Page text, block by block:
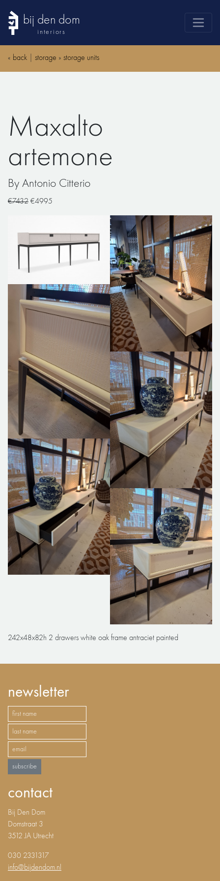
bij den dom
interiors
products
advice
search
« back storage » storage units
Maxalto
artemone
By Antonio Citterio
€7432 €4995
242x48x82h 2 drawers white oak frame antraciet painted
newsletter
subscribe
contact
Bij Den Dom
Domstraat 3
3512 JA Utrecht
030 2331317
info@bijdendom.nl